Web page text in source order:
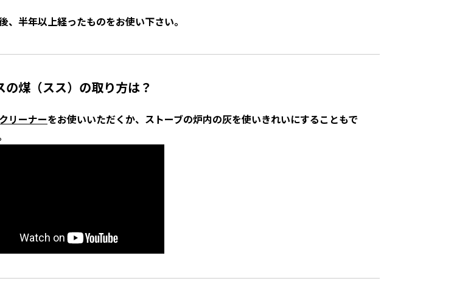
、半年以上経ったものをお使い下さい。
の煤（スス）の取り方は？
リーナーをお使いいただくか、ストーブの炉内の灰を使いきれいにすることもで